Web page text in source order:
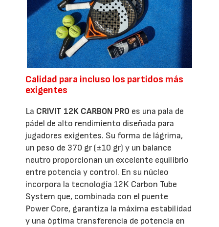
Calidad para incluso los partidos más
exigentes
La CRIVIT 12K CARBON PRO es una pala de
pádel de alto rendimiento diseñada para
jugadores exigentes. Su forma de lágrima,
un peso de 370 gr (±10 gr) y un balance
neutro proporcionan un excelente equilibrio
entre potencia y control. En su núcleo
incorpora la tecnología 12K Carbon Tube
System que, combinada con el puente
Power Core, garantiza la máxima estabilidad
y una óptima transferencia de potencia en